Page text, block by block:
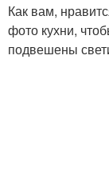
Как вам,
фото кухни,
подвешены